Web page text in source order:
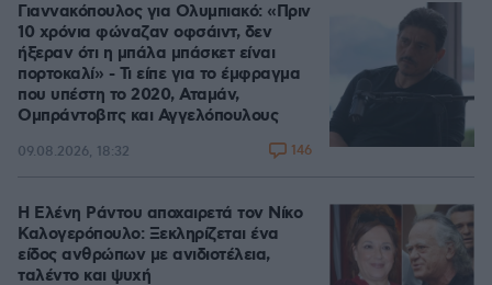
Γιαννακόπουλος για Ολυμπιακό: «Πριν
10 χρόνια φώναζαν οφσάιντ, δεν
ήξεραν ότι η μπάλα μπάσκετ είναι
πορτοκαλί» - Τι είπε για το έμφραγμα
που υπέστη το 2020, Αταμάν,
Ομπράντοβιτς και Αγγελόπουλους
09.08.2026, 18:32 146
Η Ελένη Ράντου αποχαιρετά τον Νίκο
Καλογερόπουλο: Ξεκληρίζεται ένα
είδος ανθρώπων με ανιδιοτέλεια,
ταλέντο και ψυχή